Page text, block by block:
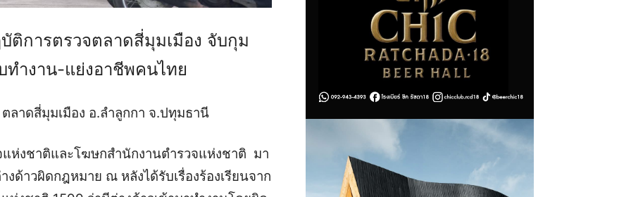
ติการตรวจตลาดสี่มุมเมือง จับกุม
ำงาน-แย่งอาชีพคนไทย
ลาดสี่มุมเมือง อ.ลำลูกกา จ.ปทุมธานี
แห่งชาติและโฆษกสำนักงานตำรวจแห่งชาติ มา
ด้าวผิดกฎหมาย ณ หลังได้รับเรื่องร้องเรียนจาก